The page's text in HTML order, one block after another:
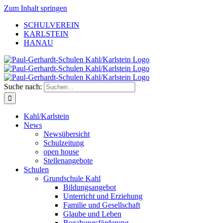
Zum Inhalt springen
SCHULVEREIN
KARLSTEIN
HANAU
Suche nach:
Kahl/Karlstein
News
Newsübersicht
Schulzeitung
open house
Stellenangebote
Schulen
Grundschule Kahl
Bildungsangebot
Unterricht und Erziehung
Familie und Gesellschaft
Glaube und Leben